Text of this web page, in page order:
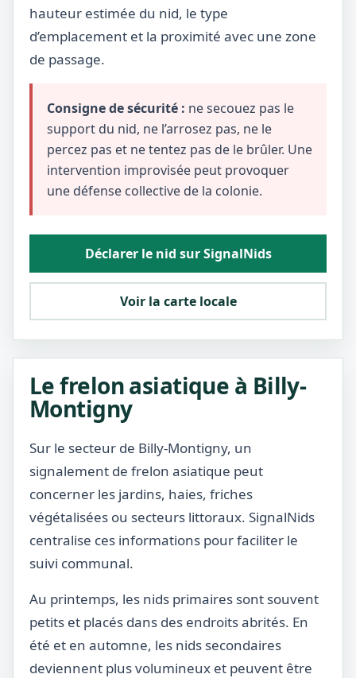
hauteur estimée du nid, le type
d’emplacement et la proximité avec une zone
de passage.
Consigne de sécurité : ne secouez pas le
support du nid, ne l’arrosez pas, ne le
percez pas et ne tentez pas de le brûler. Une
intervention improvisée peut provoquer
une défense collective de la colonie.
Déclarer le nid sur SignalNids
Voir la carte locale
Le frelon asiatique à Billy-
Montigny
Sur le secteur de Billy-Montigny, un
signalement de frelon asiatique peut
concerner les jardins, haies, friches
végétalisées ou secteurs littoraux. SignalNids
centralise ces informations pour faciliter le
suivi communal.
Au printemps, les nids primaires sont souvent
petits et placés dans des endroits abrités. En
été et en automne, les nids secondaires
deviennent plus volumineux et peuvent être